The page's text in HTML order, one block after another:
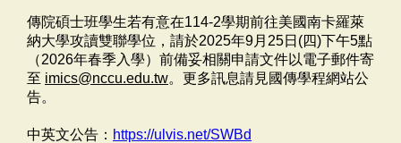
傳院碩士班學生若有意在114-2學期前往美國南卡羅萊
納大學攻讀雙聯學位，請於2025年9月25日(四)下午5點
（2026年春季入學）前備妥相關申請文件以電子郵件寄
至 imics@nccu.edu.tw。更多訊息請見國傳學程網站公
告。
中英文公告： https://ulvis.net/SWBd